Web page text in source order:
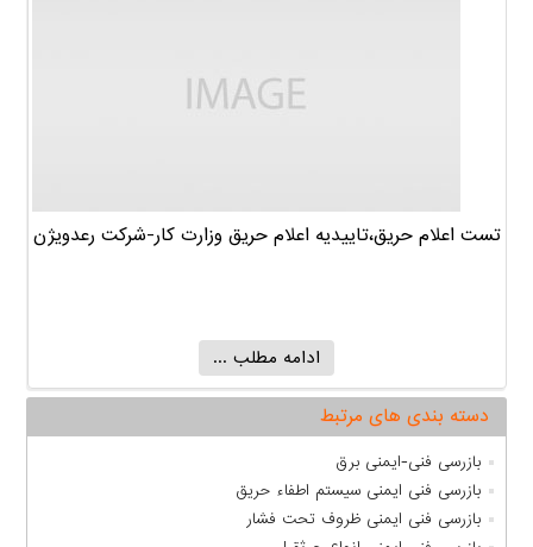
تست اعلام حریق،تاییدیه اعلام حریق وزارت کار-شرکت رعدویژن
ادامه مطلب ...
دسته بندی های مرتبط
بازرسی فنی-ایمنی برق
بازرسی فنی ایمنی سیستم اطفاء حریق
بازرسی فنی ایمنی ظروف تحت فشار